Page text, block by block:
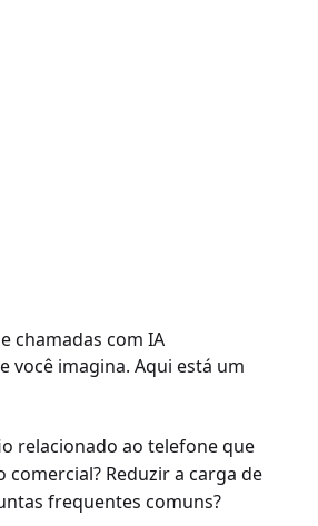
chamadas com IA
você imagina. Aqui está um
relacionado ao telefone que
Reduzir a carga de
frequentes comuns?